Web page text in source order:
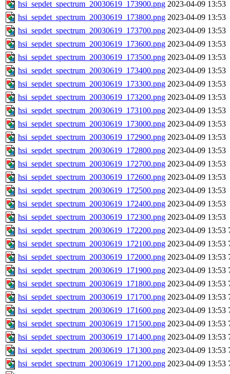
hsi_sepdet_spectrum_20030619_173900.png 2023-04-09 13:53
hsi_sepdet_spectrum_20030619_173800.png 2023-04-09 13:53
hsi_sepdet_spectrum_20030619_173700.png 2023-04-09 13:53
hsi_sepdet_spectrum_20030619_173600.png 2023-04-09 13:53
hsi_sepdet_spectrum_20030619_173500.png 2023-04-09 13:53
hsi_sepdet_spectrum_20030619_173400.png 2023-04-09 13:53
hsi_sepdet_spectrum_20030619_173300.png 2023-04-09 13:53
hsi_sepdet_spectrum_20030619_173200.png 2023-04-09 13:53
hsi_sepdet_spectrum_20030619_173100.png 2023-04-09 13:53
hsi_sepdet_spectrum_20030619_173000.png 2023-04-09 13:53
hsi_sepdet_spectrum_20030619_172900.png 2023-04-09 13:53
hsi_sepdet_spectrum_20030619_172800.png 2023-04-09 13:53
hsi_sepdet_spectrum_20030619_172700.png 2023-04-09 13:53
hsi_sepdet_spectrum_20030619_172600.png 2023-04-09 13:53
hsi_sepdet_spectrum_20030619_172500.png 2023-04-09 13:53
hsi_sepdet_spectrum_20030619_172400.png 2023-04-09 13:53
hsi_sepdet_spectrum_20030619_172300.png 2023-04-09 13:53
hsi_sepdet_spectrum_20030619_172200.png 2023-04-09 13:53
hsi_sepdet_spectrum_20030619_172100.png 2023-04-09 13:53
hsi_sepdet_spectrum_20030619_172000.png 2023-04-09 13:53
hsi_sepdet_spectrum_20030619_171900.png 2023-04-09 13:53
hsi_sepdet_spectrum_20030619_171800.png 2023-04-09 13:53
hsi_sepdet_spectrum_20030619_171700.png 2023-04-09 13:53
hsi_sepdet_spectrum_20030619_171600.png 2023-04-09 13:53
hsi_sepdet_spectrum_20030619_171500.png 2023-04-09 13:53
hsi_sepdet_spectrum_20030619_171400.png 2023-04-09 13:53
hsi_sepdet_spectrum_20030619_171300.png 2023-04-09 13:53
hsi_sepdet_spectrum_20030619_171200.png 2023-04-09 13:53